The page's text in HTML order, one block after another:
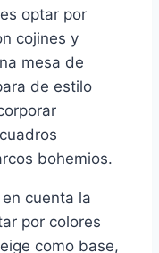
optar por
cojines y
mesa de
de estilo
bohemios.
cuenta la
por colores
como base,